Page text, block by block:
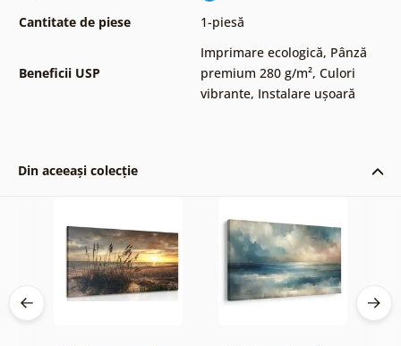
Cantitate de piese
1-piesă
Beneficii USP
Imprimare ecologică, Pânză
premium 280 g/m², Culori
vibrante, Instalare ușoară
Din aceeași colecție